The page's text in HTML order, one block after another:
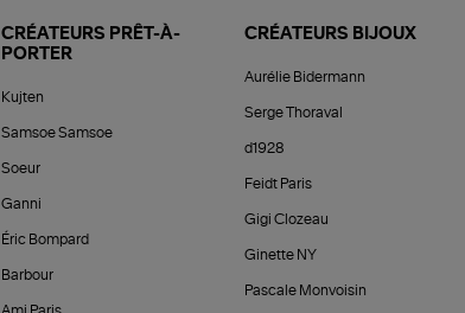
CRÉATEURS PRÊT-À-
PORTER
Kujten
Samsoe Samsoe
Soeur
Ganni
Éric Bompard
Barbour
CRÉATEURS BIJOUX
Aurélie Bidermann
Serge Thoraval
d1928
Feidt Paris
Gigi Clozeau
Ginette NY
Pascale Monvoisin